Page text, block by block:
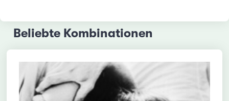
Beliebte Kombinationen